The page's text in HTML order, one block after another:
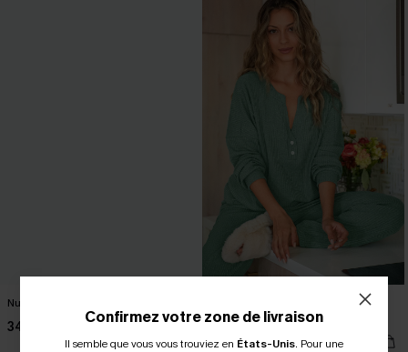
Nuisette florale rouge dentelle
34,00 €
Ensemble de pyjama côtelé à
manches longues et pantalon
42,00 €
Confirmez votre zone de livraison
Il semble que vous vous trouviez en États-Unis. Pour une